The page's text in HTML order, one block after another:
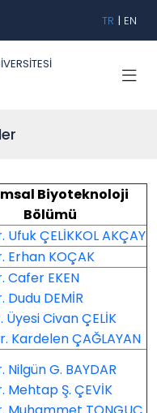
TR | EN
Biyoteknoloji
Bölümü
Ufuk ÇELİKKOL AKÇAY
Erhan KOÇAK
Cafer EKEN
Dudu DEMİR
Üyesi Civan ÇELİK
Kardelen ÇAĞLAYAN
Nilgün G. BAYDAR
Mehtap Ş. ÇEVİK